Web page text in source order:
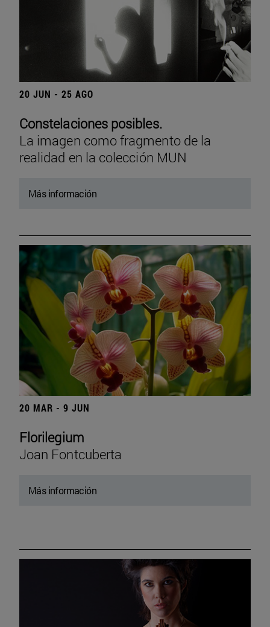
20 JUN - 25 AGO
Constelaciones posibles.
La imagen como fragmento de la
realidad en la colección MUN
Más información
20 MAR - 9 JUN
Florilegium
Joan Fontcuberta
Más información